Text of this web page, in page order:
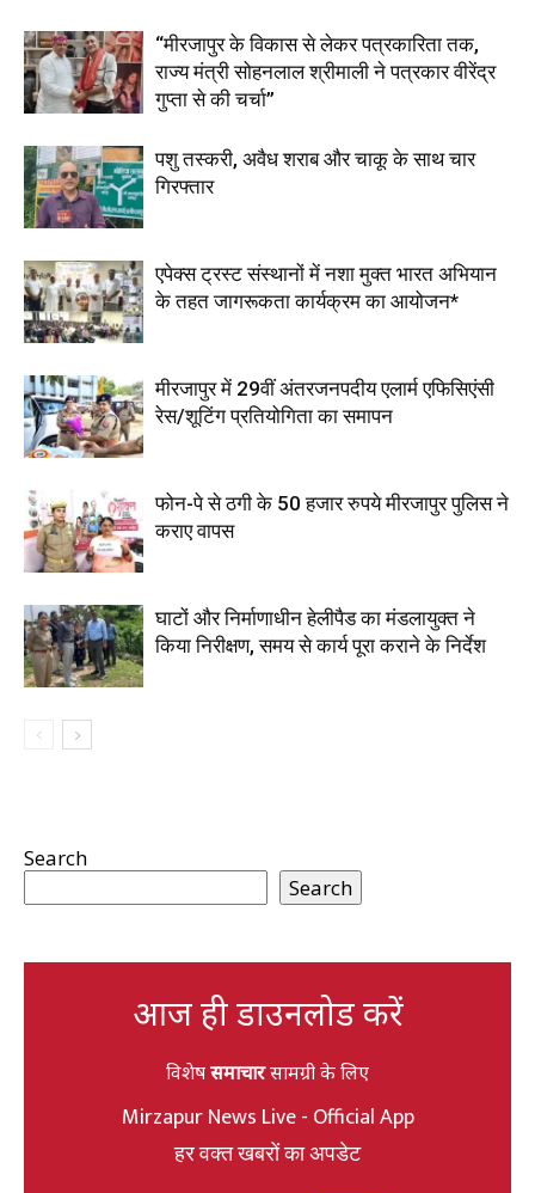
“मीरजापुर के विकास से लेकर पत्रकारिता तक,
राज्य मंत्री सोहनलाल श्रीमाली ने पत्रकार वीरेंद्र
गुप्ता से की चर्चा”
पशु तस्करी, अवैध शराब और चाकू के साथ चार
गिरफ्तार
एपेक्स ट्रस्ट संस्थानों में नशा मुक्त भारत अभियान
के तहत जागरूकता कार्यक्रम का आयोजन*
मीरजापुर में 29वीं अंतरजनपदीय एलार्म एफिसिएंसी
रेस/शूटिंग प्रतियोगिता का समापन
फोन-पे से ठगी के 50 हजार रुपये मीरजापुर पुलिस ने
कराए वापस
घाटों और निर्माणाधीन हेलीपैड का मंडलायुक्त ने
किया निरीक्षण, समय से कार्य पूरा कराने के निर्देश
Search
Search
आज ही डाउनलोड करें
विशेषसमाचारसामग्री के लिए
Mirzapur News Live - Official App
हर वक्त खबरों का अपडेट